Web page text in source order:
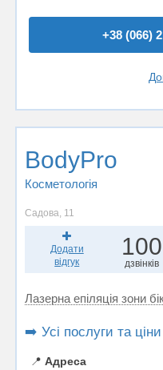
+38 (066)
BodyPro
Косметологія
Садова, 11
Додати
відгук
100
дзвінків
Лазерна епіляція зони
➡️ Усі послуги та
📍 Адреса